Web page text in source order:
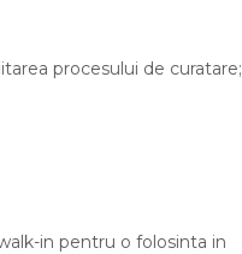
procesului de curatare;
in pentru o folosinta in